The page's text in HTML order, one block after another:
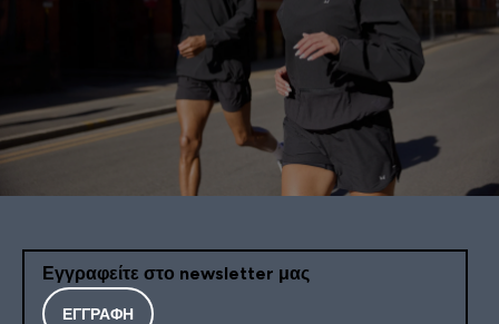
Εγγραφείτε στο newsletter μας
ΕΓΓΡΑΦΉ